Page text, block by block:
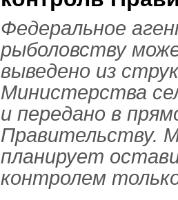
Федеральное
рыболовству
выведено из
Министерства
и передано в
Правительству.
планирует
контролем